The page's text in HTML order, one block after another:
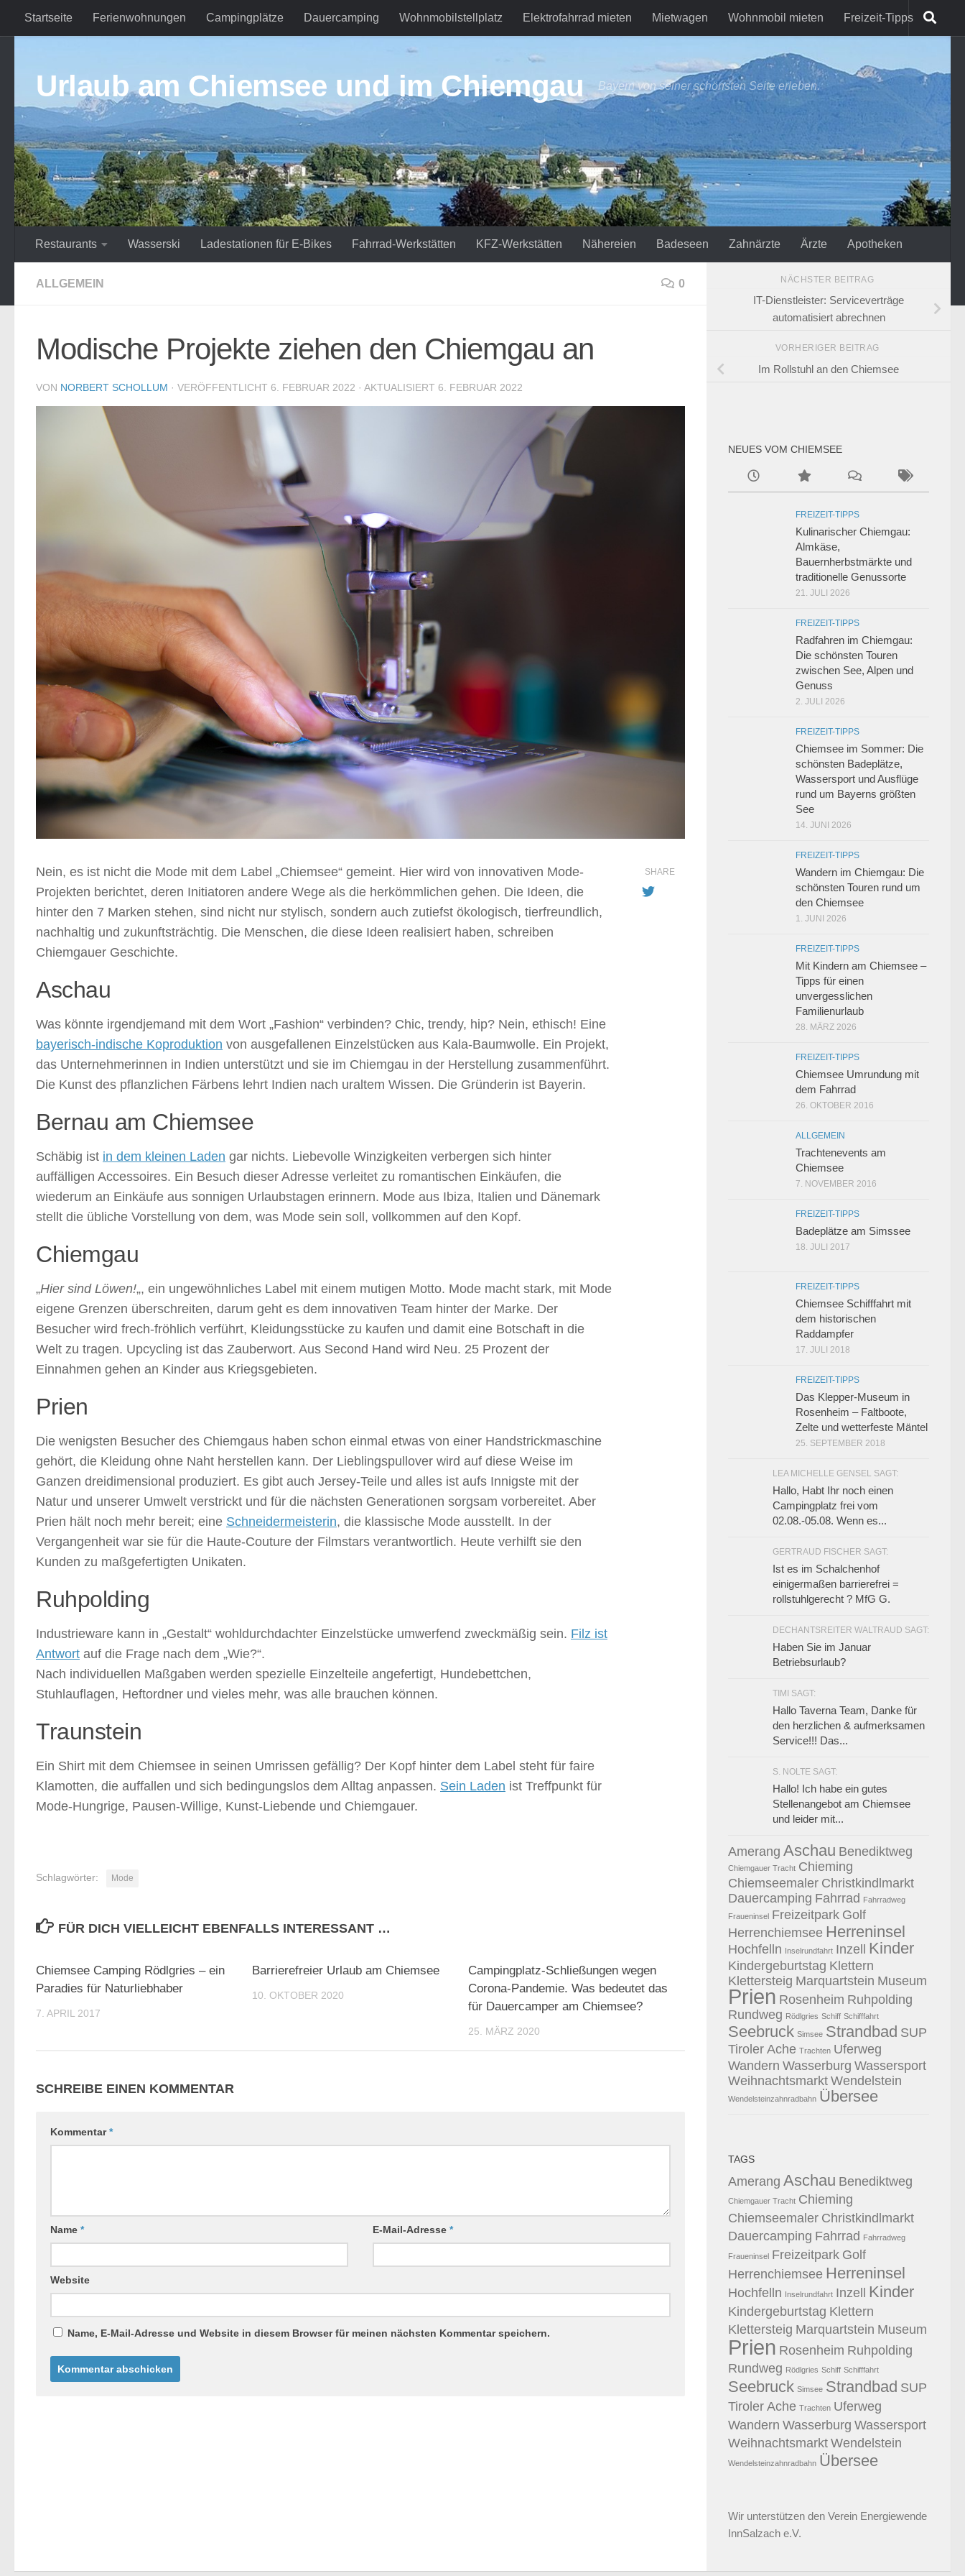
Zum Inhalt springen
Startseite Ferienwohnungen Campingplätze Dauercamping Wohnmobilstellplatz Elektrofahrrad mieten Mietwagen Wohnmobil mieten Freizeit-Tipps
Urlaub am Chiemsee und im Chiemgau Bayern von seiner schönsten Seite erleben.
Restaurants Wasserski Ladestationen für E-Bikes Fahrrad-Werkstätten KFZ-Werkstätten Nähereien Badeseen Zahnärzte Ärzte Apotheken
ALLGEMEIN 0
Modische Projekte ziehen den Chiemgau an
VON NORBERT SCHOLLUM · VERÖFFENTLICHT 6. FEBRUAR 2022 · AKTUALISIERT 6. FEBRUAR 2022
Nein, es ist nicht die Mode mit dem Label „Chiemsee“ gemeint. Hier wird von innovativen Mode-
Projekten berichtet, deren Initiatoren andere Wege als die herkömmlichen gehen. Die Ideen, die
hinter den 7 Marken stehen, sind nicht nur stylisch, sondern auch zutiefst ökologisch, tierfreundlich,
nachhaltig und zukunftsträchtig. Die Menschen, die diese Ideen realisiert haben, schreiben
Chiemgauer Geschichte.
Aschau
Was könnte irgendjemand mit dem Wort „Fashion“ verbinden? Chic, trendy, hip? Nein, ethisch! Eine
bayerisch-indische Koproduktion von ausgefallenen Einzelstücken aus Kala-Baumwolle. Ein Projekt,
das Unternehmerinnen in Indien unterstützt und sie im Chiemgau in der Herstellung zusammenführt.
Die Kunst des pflanzlichen Färbens lehrt Indien nach uraltem Wissen. Die Gründerin ist Bayerin.
Bernau am Chiemsee
Schäbig ist in dem kleinen Laden gar nichts. Liebevolle Winzigkeiten verbergen sich hinter
auffälligen Accessoires. Ein Besuch dieser Adresse verleitet zu romantischen Einkäufen, die
wiederum an Einkäufe aus sonnigen Urlaubstagen erinnern. Mode aus Ibiza, Italien und Dänemark
stellt die übliche Vorstellung von dem, was Mode sein soll, vollkommen auf den Kopf.
Chiemgau
„Hier sind Löwen!„, ein ungewöhnliches Label mit einem mutigen Motto. Mode macht stark, mit Mode
eigene Grenzen überschreiten, darum geht es dem innovativen Team hinter der Marke. Der
Besucher wird frech-fröhlich verführt, Kleidungsstücke zu kaufen und damit eine Botschaft in die
Welt zu tragen. Upcycling ist das Zauberwort. Aus Second Hand wird Neu. 25 Prozent der
Einnahmen gehen an Kinder aus Kriegsgebieten.
Prien
Die wenigsten Besucher des Chiemgaus haben schon einmal etwas von einer Handstrickmaschine
gehört, die Kleidung ohne Naht herstellen kann. Der Lieblingspullover wird auf diese Weise im
Ganzen dreidimensional produziert. Es gibt auch Jersey-Teile und alles ist aufs Innigste mit der
Natur und unserer Umwelt verstrickt und für die nächsten Generationen sorgsam vorbereitet. Aber
Prien hält noch mehr bereit; eine Schneidermeisterin, die klassische Mode ausstellt. In der
Vergangenheit war sie für die Haute-Couture der Filmstars verantwortlich. Heute verhilft sie den
Kunden zu maßgefertigten Unikaten.
Ruhpolding
Industrieware kann in „Gestalt“ wohldurchdachter Einzelstücke umwerfend zweckmäßig sein. Filz ist
Antwort auf die Frage nach dem „Wie?“.
Nach individuellen Maßgaben werden spezielle Einzelteile angefertigt, Hundebettchen,
Stuhlauflagen, Heftordner und vieles mehr, was alle brauchen können.
Traunstein
Ein Shirt mit dem Chiemsee in seinen Umrissen gefällig? Der Kopf hinter dem Label steht für faire
Klamotten, die auffallen und sich bedingungslos dem Alltag anpassen. Sein Laden ist Treffpunkt für
Mode-Hungrige, Pausen-Willige, Kunst-Liebende und Chiemgauer.
SHARE
Schlagwörter: Mode
FÜR DICH VIELLEICHT EBENFALLS INTERESSANT …
Chiemsee Camping Rödlgries – ein
Paradies für Naturliebhaber
7. APRIL 2017
Barrierefreier Urlaub am Chiemsee
10. OKTOBER 2020
Campingplatz-Schließungen wegen
Corona-Pandemie. Was bedeutet das
für Dauercamper am Chiemsee?
25. MÄRZ 2020
SCHREIBE EINEN KOMMENTAR
Kommentar*
Name * E-Mail-Adresse*
Website
Name, E-Mail-Adresse und Website in diesem Browser für meinen nächsten Kommentar speichern.
NÄCHSTER BEITRAG
IT-Dienstleister: Serviceverträge
automatisiert abrechnen
VORHERIGER BEITRAG
Im Rollstuhl an den Chiemsee
NEUES VOM CHIEMSEE
FREIZEIT-TIPPS
Kulinarischer Chiemgau:
Almkäse,
Bauernherbstmärkte und
traditionelle Genussorte
21. JULI 2026
FREIZEIT-TIPPS
Radfahren im Chiemgau:
Die schönsten Touren
zwischen See, Alpen und
Genuss
2. JULI 2026
FREIZEIT-TIPPS
Chiemsee im Sommer: Die
schönsten Badeplätze,
Wassersport und Ausflüge
rund um Bayerns größten
See
14. JUNI 2026
FREIZEIT-TIPPS
Wandern im Chiemgau: Die
schönsten Touren rund um
den Chiemsee
1. JUNI 2026
FREIZEIT-TIPPS
Mit Kindern am Chiemsee –
Tipps für einen
unvergesslichen
Familienurlaub
28. MÄRZ 2026
FREIZEIT-TIPPS
Chiemsee Umrundung mit
dem Fahrrad
26. OKTOBER 2016
ALLGEMEIN
Trachtenevents am
Chiemsee
7. NOVEMBER 2016
FREIZEIT-TIPPS
Badeplätze am Simssee
18. JULI 2017
FREIZEIT-TIPPS
Chiemsee Schifffahrt mit
dem historischen
Raddampfer
17. JULI 2018
FREIZEIT-TIPPS
Das Klepper-Museum in
Rosenheim – Faltboote,
Zelte und wetterfeste Mäntel
25. SEPTEMBER 2018
LEA MICHELLE GENSEL SAGT:
Hallo, Habt Ihr noch einen
Campingplatz frei vom
02.08.-05.08. Wenn es...
GERTRAUD FISCHER SAGT:
Ist es im Schalchenhof
einigermaßen barrierefrei =
rollstuhlgerecht ? MfG G.
DECHANTSREITER WALTRAUD SAGT:
Haben Sie im Januar
Betriebsurlaub?
TIMI SAGT:
Hallo Taverna Team, Danke für
den herzlichen & aufmerksamen
Service!!! Das...
S. NOLTE SAGT:
Hallo! Ich habe ein gutes
Stellenangebot am Chiemsee
und leider mit...
Amerang Aschau Benediktweg
Chiemgauer Tracht Chieming
Chiemseemaler Christkindlmarkt
Dauercamping Fahrrad Fahrradweg
Fraueninsel Freizeitpark Golf
Herrenchiemsee Herreninsel
Hochfelln Inselrundfahrt Inzell Kinder
Kindergeburtstag Klettern
Klettersteig Marquartstein Museum
Prien Rosenheim Ruhpolding
Rundweg Rödlgries Schiff Schifffahrt
Seebruck Simsee Strandbad SUP
Tiroler Ache Trachten Uferweg
Wandern Wasserburg Wassersport
Weihnachtsmarkt Wendelstein
Wendelsteinzahnradbahn Übersee
TAGS
Amerang Aschau Benediktweg
Chiemgauer Tracht Chieming
Chiemseemaler Christkindlmarkt
Dauercamping Fahrrad Fahrradweg
Fraueninsel Freizeitpark Golf
Herrenchiemsee Herreninsel
Hochfelln Inselrundfahrt Inzell Kinder
Kindergeburtstag Klettern
Klettersteig Marquartstein Museum
Prien Rosenheim Ruhpolding
Rundweg Rödlgries Schiff Schifffahrt
Seebruck Simsee Strandbad SUP
Tiroler Ache Trachten Uferweg
Wandern Wasserburg Wassersport
Weihnachtsmarkt Wendelstein
Wendelsteinzahnradbahn Übersee
Wir unterstützen den Verein Energiewende
InnSalzach e.V.